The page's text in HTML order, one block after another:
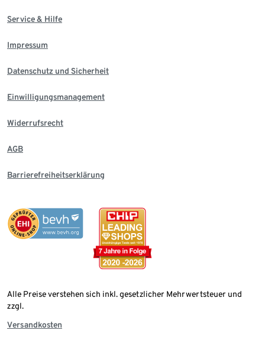
Service & Hilfe
Impressum
Datenschutz und Sicherheit
Einwilligungsmanagement
Widerrufsrecht
AGB
Barrierefreiheitserklärung
Alle Preise verstehen sich inkl. gesetzlicher Mehrwertsteuer und
zzgl.
Versandkosten